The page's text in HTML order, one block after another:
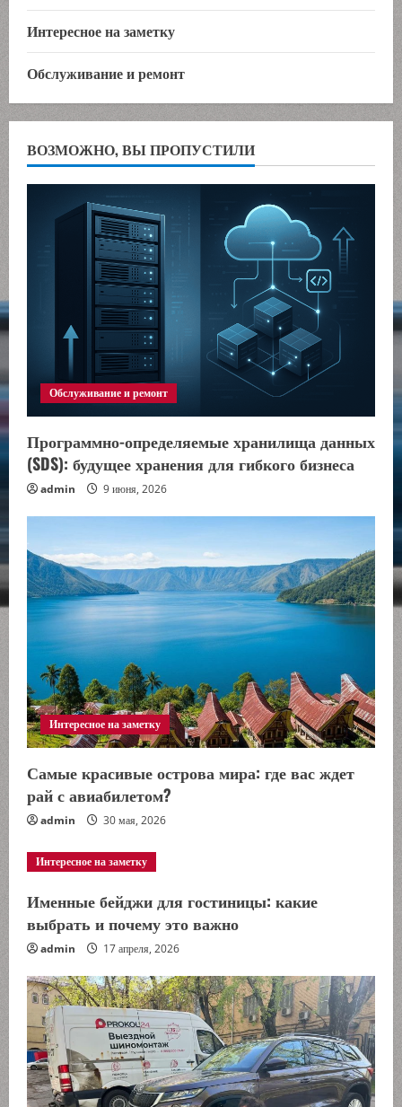
Интересное на заметку
Обслуживание и ремонт
ВОЗМОЖНО, ВЫ ПРОПУСТИЛИ
Обслуживание и ремонт
Программно-определяемые хранилища данных
(SDS): будущее хранения для гибкого бизнеса
admin 9 июня, 2026
Интересное на заметку
Самые красивые острова мира: где вас ждет
рай с авиабилетом?
admin 30 мая, 2026
Интересное на заметку
Именные бейджи для гостиницы: какие
выбрать и почему это важно
admin 17 апреля, 2026